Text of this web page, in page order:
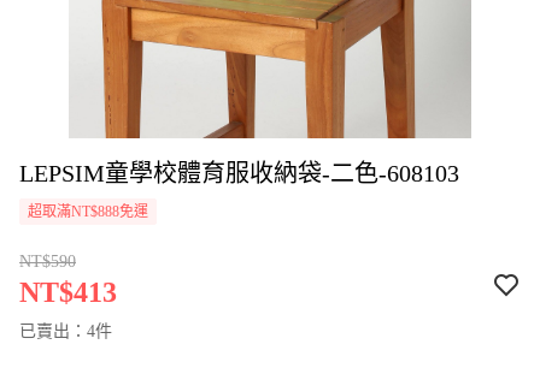
LEPSIM童學校體育服收納袋-二色-608103
超取滿NT$888免運
NT$590
NT$413
已賣出：4件